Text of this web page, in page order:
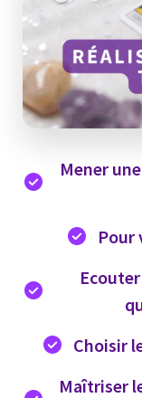
Mener
Pour
Choisir
Maîtriser